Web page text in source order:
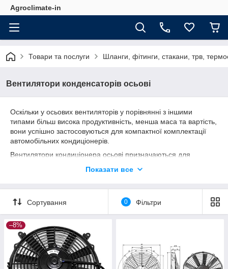
Agroclimate-in
Товари та послуги Шланги, фітинги, стакани, трв,
Вентилятори конденсаторів осьові
Оскільки у осьових вентиляторів у порівнянні з іншими
типами більш висока продуктивність, менша маса та вартість,
вони успішно застосовуються для компактної комплектації
автомобільних кондиціонерів.
Вентилятори кондиціонера осьові призначаються для
зовнішнім середовищем.
В наявності вентилятори 8, 9, 10, 11, 12, 14 дюймів 12 / 24
Вольт Універсальні та фірми Kormas (Туреччина)
Показати все
Сортування 0 Фільтри
–8%